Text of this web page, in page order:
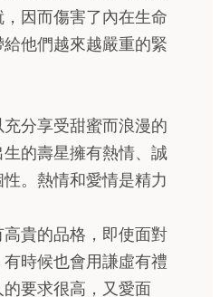
因而傷害了內在生命
他們越來越嚴重的緊
分享受甜蜜而浪漫的
的壽星擁有熱情、誠
。熱情和愛情是精力
貴的品格，即使面對
時候也會用謙虛有禮
要求很高，又愛面